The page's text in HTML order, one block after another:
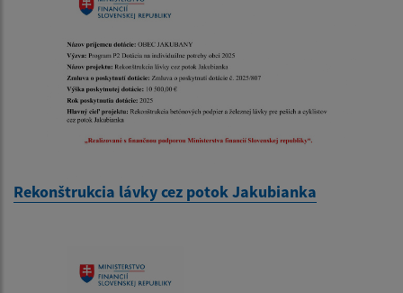
Rekonštrukcia lávky cez potok Jakubianka